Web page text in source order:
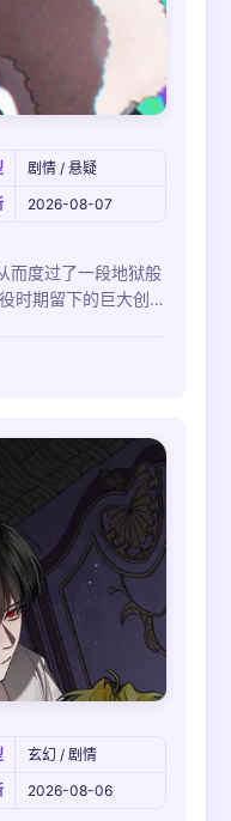
剧情 / 悬疑
2026-08-07
而度过了一段地狱般
时期留下的巨大创伤
要报仇.那天之后季
玄幻 / 剧情
2026-08-06